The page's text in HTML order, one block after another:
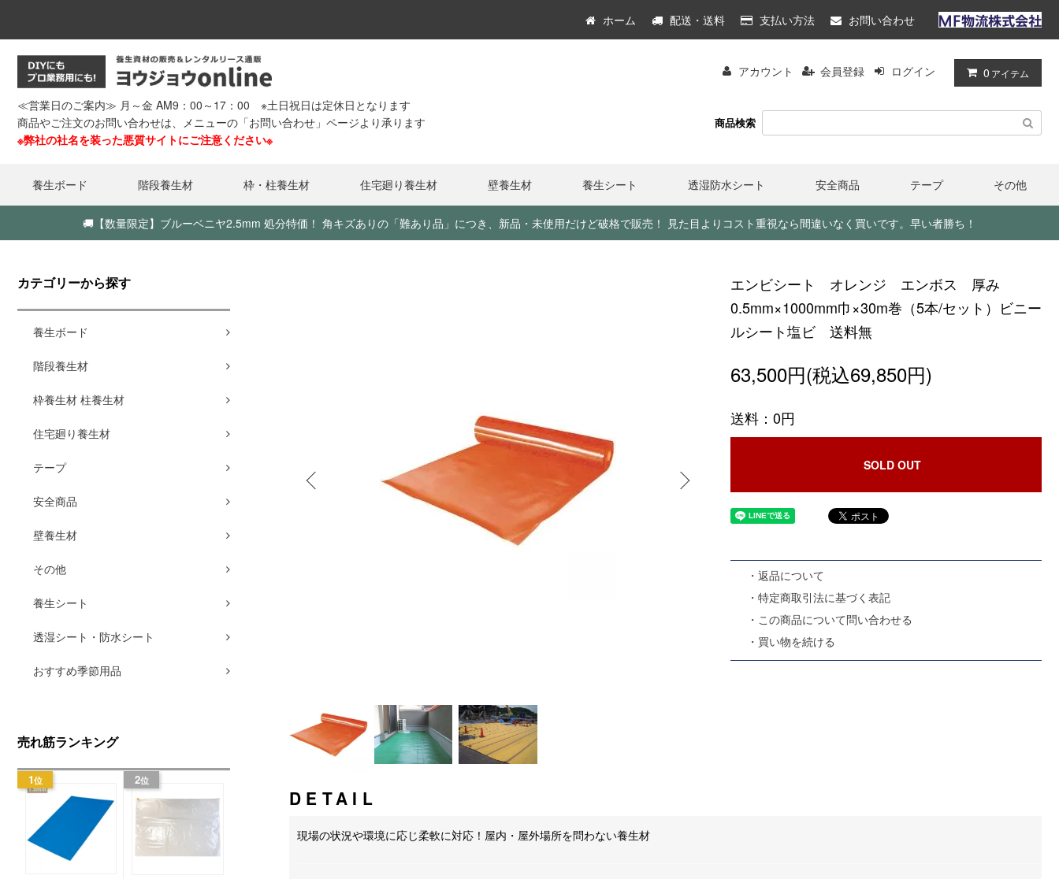
ホーム 配送・送料 支払い方法 お問い合わせ
≪営業日のご案内≫ 月～金 AM9：00～17：00 ※土日祝日は定休日となります
商品やご注文のお問い合わせは、メニューの「お問い合わせ」ページより承ります
※弊社の社名を装った悪質サイトにご注意ください※
アカウント 会員登録 ログイン 0 アイテム
商品検索
養生ボード 階段養生材 枠・柱養生材 住宅廻り養生材 壁養生材 養生シート 透湿防水シート 安全商品 テープ その他
🚚 【数量限定】ブルーベニヤ2.5mm 処分特価！ 角キズありの「難あり品」につき、新品・未使用だけど破格で販売！ 見た目よりコスト重視なら間違いなく買いです。早い者勝ち！
カテゴリーから探す
養生ボード
階段養生材
枠養生材 柱養生材
住宅廻り養生材
テープ
安全商品
壁養生材
その他
養生シート
透湿シート・防水シート
おすすめ季節用品
売れ筋ランキング
1位 2位
エンビシート オレンジ エンボス 厚み
0.5mm×1000mm巾×30m巻（5本/セット）ビニー
ルシート塩ビ 送料無
63,500円(税込69,850円)
送料：0円
SOLD OUT
・返品について
・特定商取引法に基づく表記
・この商品について問い合わせる
・買い物を続ける
DETAIL
現場の状況や環境に応じ柔軟に対応！屋内・屋外場所を問わない養生材